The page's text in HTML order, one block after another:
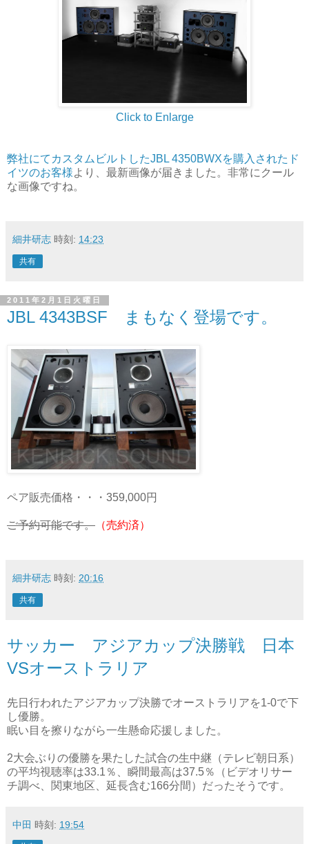
Click to Enlarge
弊社にてカスタムビルトしたJBL 4350BWXを購入されたド
イツのお客様より、最新画像が届きました。非常にクール
な画像ですね。
細井研志 時刻: 14:23
共有
2011年2月1日火曜日
JBL 4343BSF まもなく登場です。
ペア販売価格・・・359,000円
ご予約可能です。 （売約済）
細井研志 時刻: 20:16
共有
サッカー アジアカップ決勝戦 日本
VSオーストラリア
先日行われたアジアカップ決勝でオーストラリアを1-0で下
し優勝。
眠い目を擦りながら一生懸命応援しました。
2大会ぶりの優勝を果たした試合の生中継（テレビ朝日系）
の平均視聴率は33.1％、瞬間最高は37.5％（ビデオリサー
チ調べ、関東地区、延長含む166分間）だったそうです。
中田 時刻: 19:54